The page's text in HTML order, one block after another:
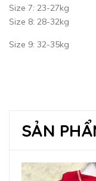
Size 7: 23-27kg
Size 8: 28-32kg
Size 9: 32-35kg
SẢN